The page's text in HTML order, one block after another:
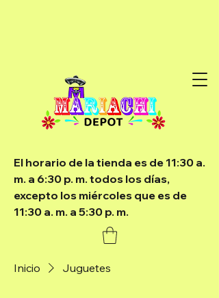
El horario de la tienda es de 11:30 a.
m. a 6:30 p. m. todos los días,
excepto los miércoles que es de
11:30 a. m. a 5:30 p. m.
Inicio Juguetes